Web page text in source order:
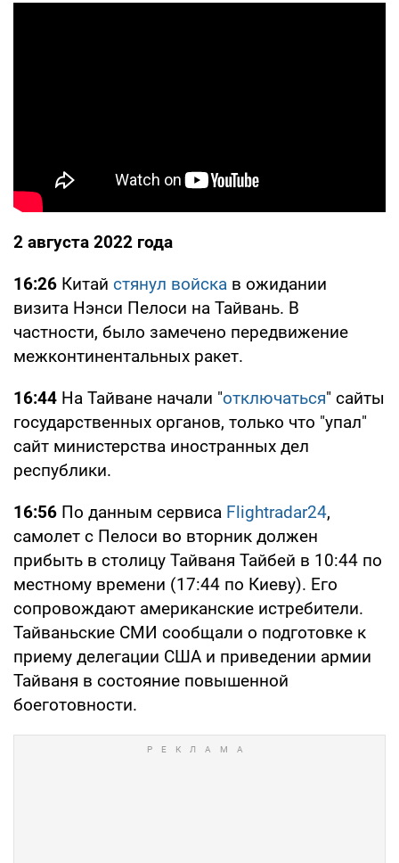
2 августа 2022 года
16:26 Китай стянул войска в ожидании
визита Нэнси Пелоси на Тайвань. В
частности, было замечено передвижение
межконтинентальных ракет.
16:44 На Тайване начали "отключаться" сайты
государственных органов, только что "упал"
сайт министерства иностранных дел
республики.
16:56 По данным сервиса Flightradar24,
самолет с Пелоси во вторник должен
прибыть в столицу Тайваня Тайбей в 10:44 по
местному времени (17:44 по Киеву). Его
сопровождают американские истребители.
Тайваньские СМИ сообщали о подготовке к
приему делегации США и приведении армии
Тайваня в состояние повышенной
боеготовности.